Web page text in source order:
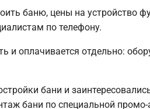
баню, цены на
по телефону.
и оплачивается отдельно:
бани и
бани по специальной промо-